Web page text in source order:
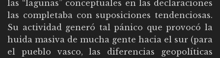
las “lagunas” conceptuales en las declaraciones
las completaba con suposiciones tendenciosas.
Su actividad generó tal pánico que provocó la
huida masiva de mucha gente hacia el sur (para
el pueblo vasco, las diferencias geopolíticas